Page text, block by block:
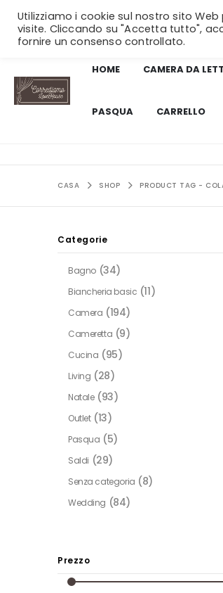
HOME CAMERA DA
PASQUA CARRELLO
CASA SHOP PRODUCT TAG -
Categorie
Bagno (34)
Biancheria basic (11)
Camera (194)
Cameretta (9)
Cucina (95)
Living (28)
Natale (93)
Outlet (13)
Pasqua (5)
Saldi (29)
Senza categoria (8)
Wedding (84)
Prezzo
Utilizziamo i cookie sul nostro sito
visite. Cliccando su "Accetta tutto",
fornire un consenso controllato.